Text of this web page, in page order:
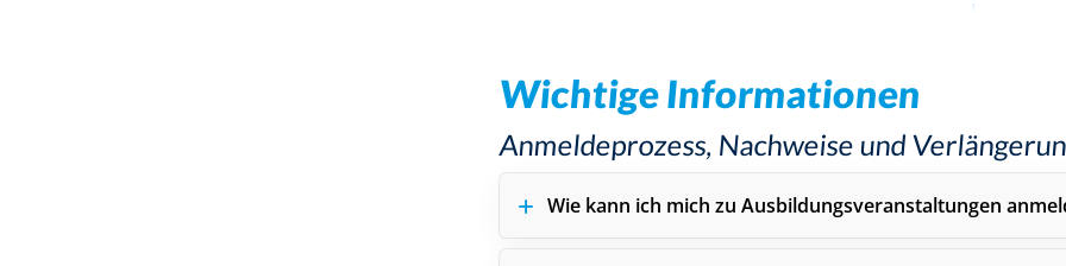
Wichtige Informationen
Anmeldeprozess, Nachweise und
Wie kann ich mich zu Ausbildungsveranstaltungen